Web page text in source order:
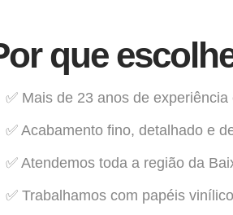
que
✅ Mais de 23 anos de
✅ Acabamento fino, detalhado e
✅ Atendemos toda a região da
✅ Trabalhamos com papéis